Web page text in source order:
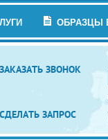
ОБРАЗЦЫ
ЗАКАЗАТЬ ЗВОНОК
СДЕЛАТЬ ЗАПРОС